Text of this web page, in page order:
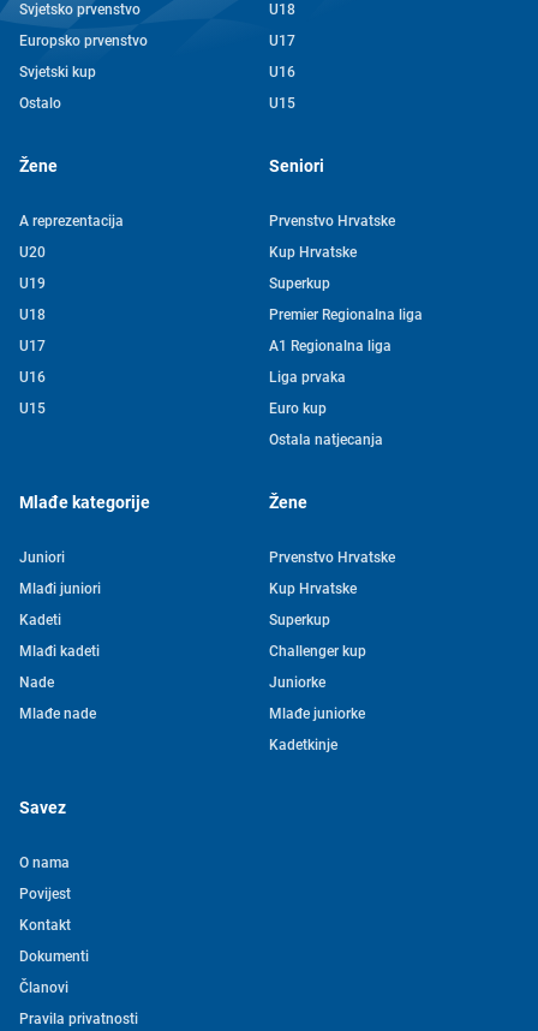
Svjetsko prvenstvo
Europsko prvenstvo
Svjetski kup
Ostalo
U18
U17
U16
U15
Žene
A reprezentacija
U20
U19
U18
U17
U16
U15
Seniori
Prvenstvo Hrvatske
Kup Hrvatske
Superkup
Premier Regionalna liga
A1 Regionalna liga
Liga prvaka
Euro kup
Ostala natjecanja
Mlađe kategorije
Juniori
Mlađi juniori
Kadeti
Mlađi kadeti
Nade
Mlađe nade
Žene
Prvenstvo Hrvatske
Kup Hrvatske
Superkup
Challenger kup
Juniorke
Mlađe juniorke
Kadetkinje
Savez
O nama
Povijest
Kontakt
Dokumenti
Članovi
Pravila privatnosti